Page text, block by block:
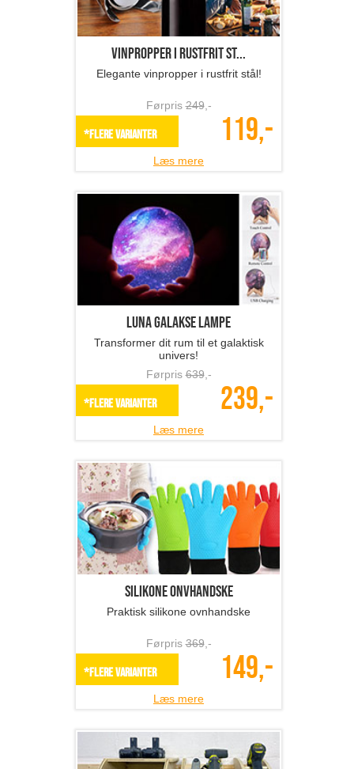
Luna Galakse lampe
Transformer dit rum til et galaktisk
univers!
Førpris 639
*Flere varianter 239,-
Læs mere
Silikone onvhandske
Praktisk silikone ovnhandske
Førpris 369
*Flere varianter 149,-
Læs mere
Holdere til værktøj - ...
Universelle holdere til dit værktøj!
Førpris 792
SPAR 50% 396,-
Læs mere